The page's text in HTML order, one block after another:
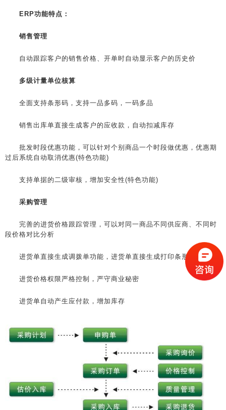
ERP功能特点：
销售管理
自动跟踪客户的销售价格、开单时自动显示客户的历史价
多级计量单位核算
全面支持条形码，支持一品多码，一码多品
销售出库单直接生成客户的应收款，自动扣减库存
批发时段优惠功能，可以针对个别商品一个时段做优惠，优惠期
过后系统自动取消优惠(特色功能)
支持单据的二级审核，增加安全性(特色功能)
采购管理
完善的进货价格跟踪管理，可以对同一商品不同供应商、不同时
段价格对比分析
进货单直接生成调拨单功能，进货单直接生成打印条形码
进货价格权限严格控制，严守商业秘密
进货单自动产生应付款，增加库存